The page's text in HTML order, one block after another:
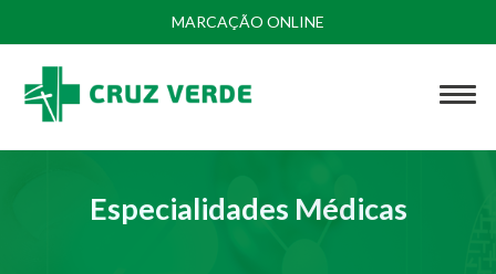
MARCAÇÃO ONLINE
Especialidades Médicas